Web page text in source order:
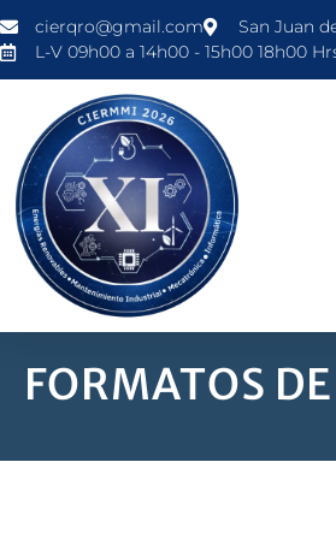
cierqro@gmail.com
San Juan
L-V 09h00 a 14h00 - 15h00 18h00
FORMATOS